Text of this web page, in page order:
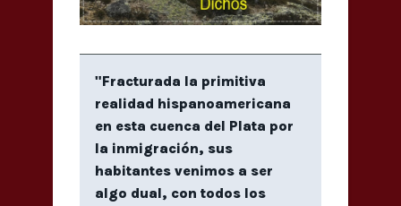
"Fracturada la primitiva
realidad hispanoamericana
en esta cuenca del Plata por
la inmigración, sus
habitantes venimos a ser
algo dual, con todos los